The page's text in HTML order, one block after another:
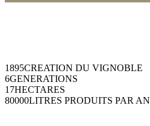
1895CREATION DU VIGNOBLE
6GENERATIONS
17HECTARES
80000LITRES PRODUITS PAR AN